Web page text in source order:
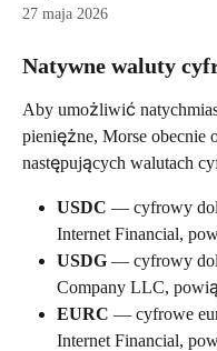
27 maja 2026
Natywne waluty
Aby umożliwić
pieniężne, Morse obecnie
następujących walutach
USDC — cyfrowy
Internet Financial,
USDG — cyfrowy
Company LLC,
EURC — cyfrowe
Internet Financial,